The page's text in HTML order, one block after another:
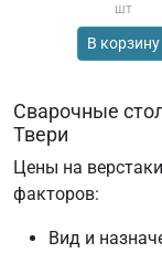
шт
В корзину
Сварочные
Твери
Цены на
факторов:
Вид и